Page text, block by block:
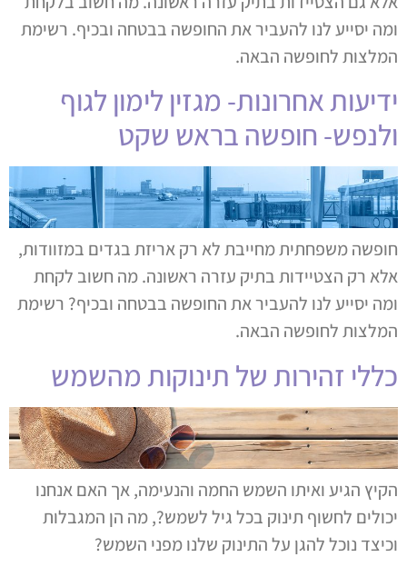
ומה יסייע לנו להעביר את החופשה בבטחה ובכיף. רשימת
המלצות לחופשה הבאה.
ידיעות אחרונות- מגזין לימון לגוף
ולנפש- חופשה בראש שקט
חופשה משפחתית מחייבת לא רק אריזת בגדים במזוודות,
אלא רק הצטיידות בתיק עזרה ראשונה. מה חשוב לקחת
ומה יסייע לנו להעביר את החופשה בבטחה ובכיף? רשימת
המלצות לחופשה הבאה.
כללי זהירות של תינוקות מהשמש
הקיץ הגיע ואיתו השמש החמה והנעימה, אך האם אנחנו
יכולים לחשוף תינוק בכל גיל לשמש?, מה הן המגבלות
וכיצד נוכל להגן על התינוק שלנו מפני השמש?